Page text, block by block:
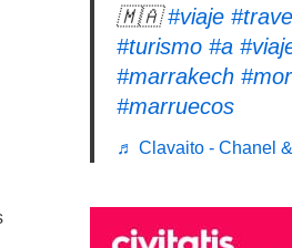
🇲🇦#viaje
#turismo #a
#marrakech
#marruecos
♬ Clavaito - Chanel